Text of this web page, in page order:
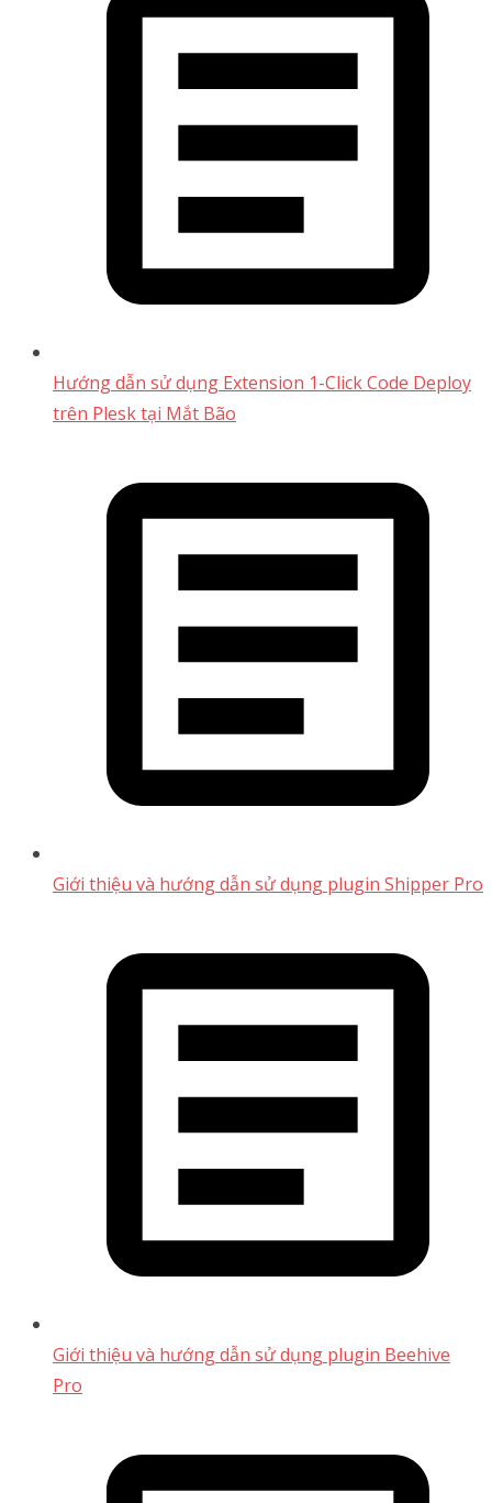
Hướng dẫn sử dụng Extension 1-Click Code Deploy
trên Plesk tại Mắt Bão
Giới thiệu và hướng dẫn sử dụng plugin Shipper Pro
Giới thiệu và hướng dẫn sử dụng plugin Beehive
Pro